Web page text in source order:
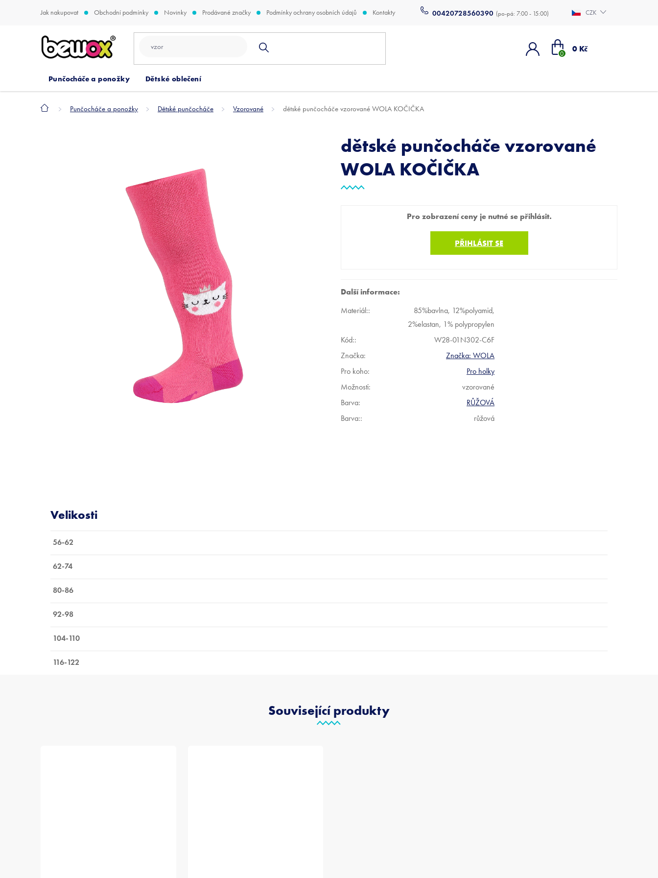
00420728560390
Jak nakupovat Obchodní podmínky Novinky Prodávané značky Podmínky ochrany osobních údajů Kontakty CZK
Nákupní
0 Kč
Punčocháče a ponožky Dětské oblečení
Domů Punčocháče a ponožky Dětské punčocháče Vzorované dětské punčocháče vzorované WOLA KOČIČKA
dětské punčocháče vzorované
WOLA KOČIČKA
Pro zobrazení ceny je nutné se přihlásit.
PŘIHLÁSIT SE
Další informace:
Materiál::
85%bavlna, 12%polyamid,
2%elastan, 1% polypropylen
Kód::
W28-01N302-C6F
Značka:
Značka: WOLA
Pro koho:
Pro holky
Možnosti:
vzorované
Barva:
RŮŽOVÁ
Barva:: růžová
56-62
62-74
80-86
92-98
104-110
116-122
Související produkty